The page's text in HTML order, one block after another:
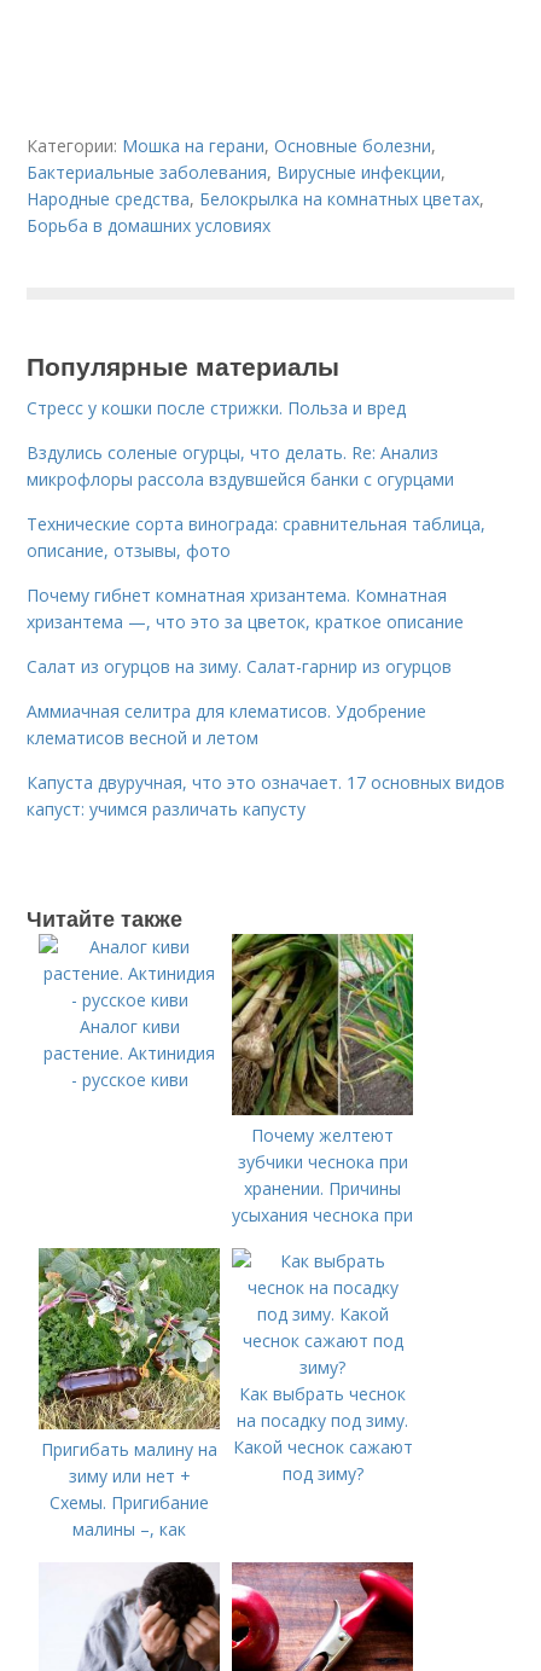
Категории: Мошка на герани,Основные болезни,
Бактериальные заболевания, Вирусные инфекции,
Народные средства, Белокрылка на комнатных цветах,
Борьба в домашних условиях
Популярные материалы
Стресс у кошки после стрижки. Польза и вред
Вздулись соленые огурцы, что делать. Re: Анализ
микрофлоры рассола вздувшейся банки с огурцами
Технические сорта винограда: сравнительная таблица,
описание, отзывы, фото
Почему гибнет комнатная хризантема. Комнатная
хризантема —, что это за цветок, краткое описание
Салат из огурцов на зиму. Салат-гарнир из огурцов
Аммиачная селитра для клематисов. Удобрение
клематисов весной и летом
Капуста двуручная, что это означает. 17 основных видов
капуст: учимся различать капусту
Читайте также
Аналог киви
растение. Актинидия
- русское киви
Почему желтеют
зубчики чеснока при
хранении. Причины
усыхания чеснока при
Пригибать малину на
зиму или нет +
Схемы. Пригибание
малины –, как
когда
Как выбрать чеснок
на посадку под зиму.
Какой чеснок сажают
под зиму?